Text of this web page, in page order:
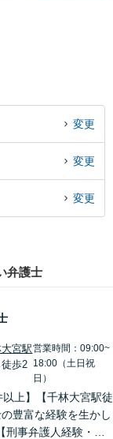
変更
変更
変更
弁護士
宮駅
歩2
営業時間：09:00~
18:00（土日祝
日）
以上】【千林大宮駅徒
豊富な経験を生かし
事弁護人経験・示